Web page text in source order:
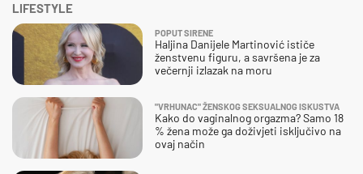
LIFESTYLE
POPUT SIRENE
Haljina Danijele Martinović ističe
ženstvenu figuru, a savršena je za
večernji izlazak na moru
"VRHUNAC" ŽENSKOG SEKSUALNOG ISKUSTVA
Kako do vaginalnog orgazma? Samo 18
% žena može ga doživjeti isključivo na
ovaj način